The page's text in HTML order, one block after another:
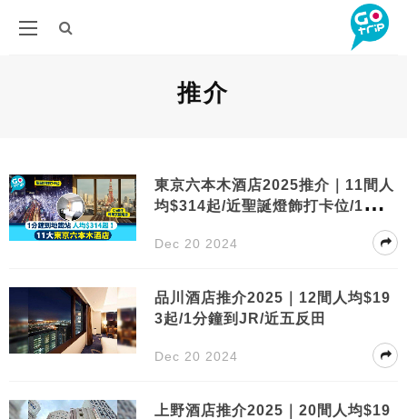
推介
東京六本木酒店2025推介｜11間人
均$314起/近聖誕燈飾打卡位/1分鐘
Dec 20 2024
品川酒店推介2025｜12間人均$19
3起/1分鐘到JR/近五反田
Dec 20 2024
上野酒店推介2025｜20間人均$19